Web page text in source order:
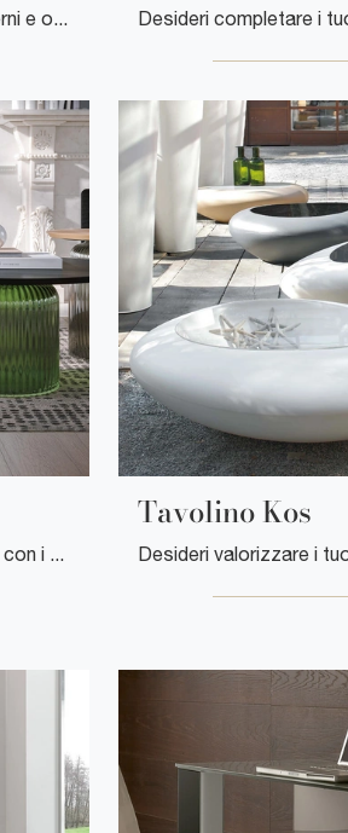
Desideri valorizzare i tuoi locali con i Complementi Tonin Casa? Ecco qui differenti modelli di tavolini in legno come Tavolino Soffio Èlite .
Tavolino Kos